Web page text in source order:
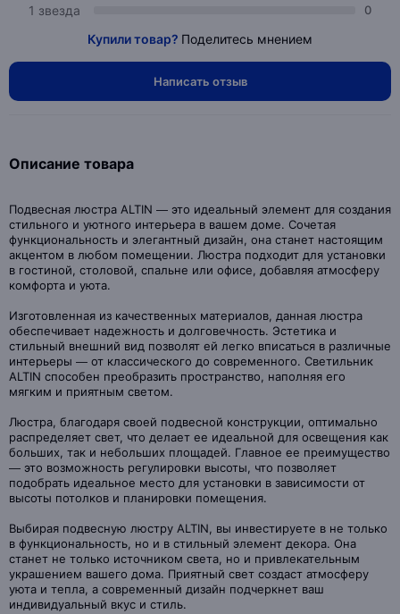
1 звезда 0
Купили товар? Поделитесь мнением
Написать отзыв
Описание товара
Подвесная люстра ALTIN — это идеальный элемент для создания
стильного и уютного интерьера в вашем доме. Сочетая
функциональность и элегантный дизайн, она станет настоящим
акцентом в любом помещении. Люстра подходит для установки
в гостиной, столовой, спальне или офисе, добавляя атмосферу
комфорта и уюта.
Изготовленная из качественных материалов, данная люстра
обеспечивает надежность и долговечность. Эстетика и
стильный внешний вид позволят ей легко вписаться в различные
интерьеры — от классического до современного. Светильник
ALTIN способен преобразить пространство, наполняя его
мягким и приятным светом.
Люстра, благодаря своей подвесной конструкции, оптимально
распределяет свет, что делает ее идеальной для освещения как
больших, так и небольших площадей. Главное ее преимущество
— это возможность регулировки высоты, что позволяет
подобрать идеальное место для установки в зависимости от
высоты потолков и планировки помещения.
Выбирая подвесную люстру ALTIN, вы инвестируете в не только
в функциональность, но и в стильный элемент декора. Она
станет не только источником света, но и привлекательным
украшением вашего дома. Приятный свет создаст атмосферу
уюта и тепла, а современный дизайн подчеркнет ваш
индивидуальный вкус и стиль.